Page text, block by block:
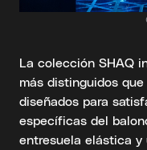
La colección SHAQ
más distinguidos
diseñados para
específicas del
entresuela elástica y